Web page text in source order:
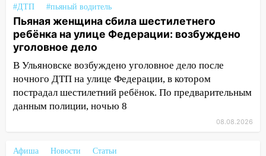
13:08
Ураган ударил по Ульяновску:
сорванные крыши, поваленные деревья,
затопленные улицы и остановившиеся
трамваи
12:17 Ульяновск накрыл крупный град:
после ливня город снова уходит под
воду
Прокуратура взяла на контроль
#ДТП #пьяный водитель
Пьяная женщина сбила шестилетнего
ребёнка на улице Федерации: возбуждено
уголовное дело
В Ульяновске возбуждено уголовное дело после
ночного ДТП на улице Федерации, в котором
пострадал шестилетний ребёнок. По предварительным
данным полиции, ночью 8
08.08.2026
Афиша Новости
Статьи